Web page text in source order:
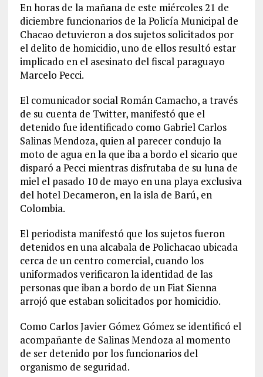
En horas de la mañana de este miércoles 21 de
diciembre funcionarios de la Policía Municipal de
Chacao detuvieron a dos sujetos solicitados por
el delito de homicidio, uno de ellos resultó estar
implicado en el asesinato del fiscal paraguayo
Marcelo Pecci.
El comunicador social Román Camacho, a través
de su cuenta de Twitter, manifestó que el
detenido fue identificado como Gabriel Carlos
Salinas Mendoza, quien al parecer condujo la
moto de agua en la que iba a bordo el sicario que
disparó a Pecci mientras disfrutaba de su luna de
miel el pasado 10 de mayo en una playa exclusiva
del hotel Decameron, en la isla de Barú, en
Colombia.
El periodista manifestó que los sujetos fueron
detenidos en una alcabala de Polichacao ubicada
cerca de un centro comercial, cuando los
uniformados verificaron la identidad de las
personas que iban a bordo de un Fiat Sienna
arrojó que estaban solicitados por homicidio.
Como Carlos Javier Gómez Gómez se identificó el
acompañante de Salinas Mendoza al momento
de ser detenido por los funcionarios del
organismo de seguridad.